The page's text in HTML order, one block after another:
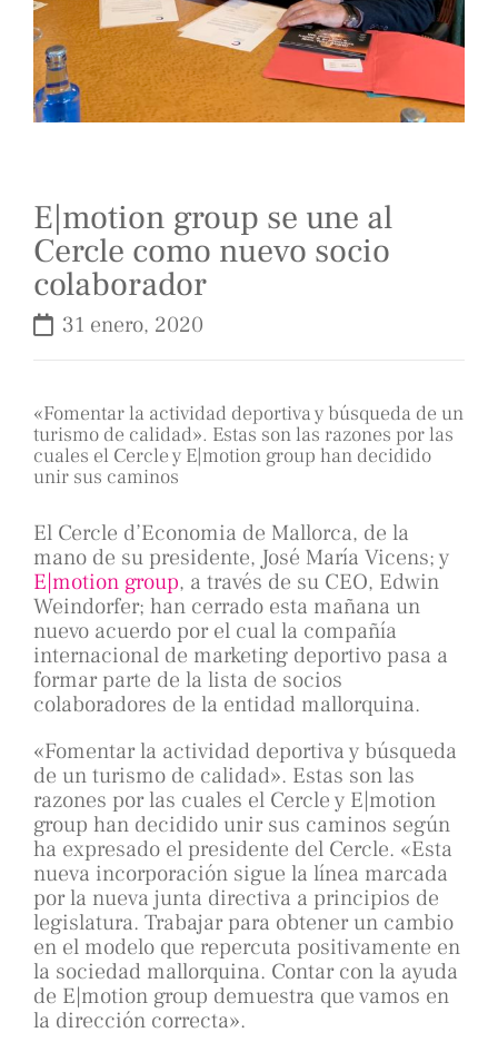
E|motion group se une al
Cercle como nuevo socio
colaborador
31 enero, 2020
«Fomentar la actividad deportiva y búsqueda de un
turismo de calidad». Estas son las razones por las
cuales el Cercle y E|motion group han decidido
unir sus caminos
El Cercle d’Economia de Mallorca, de la
mano de su presidente, José María Vicens; y
E|motion group, a través de su CEO, Edwin
Weindorfer; han cerrado esta mañana un
nuevo acuerdo por el cual la compañía
internacional de marketing deportivo pasa a
formar parte de la lista de socios
colaboradores de la entidad mallorquina.
«Fomentar la actividad deportiva y búsqueda
de un turismo de calidad». Estas son las
razones por las cuales el Cercle y E|motion
group han decidido unir sus caminos según
ha expresado el presidente del Cercle. «Esta
nueva incorporación sigue la línea marcada
por la nueva junta directiva a principios de
legislatura. Trabajar para obtener un cambio
en el modelo que repercuta positivamente en
la sociedad mallorquina. Contar con la ayuda
de E|motion group demuestra que vamos en
la dirección correcta».